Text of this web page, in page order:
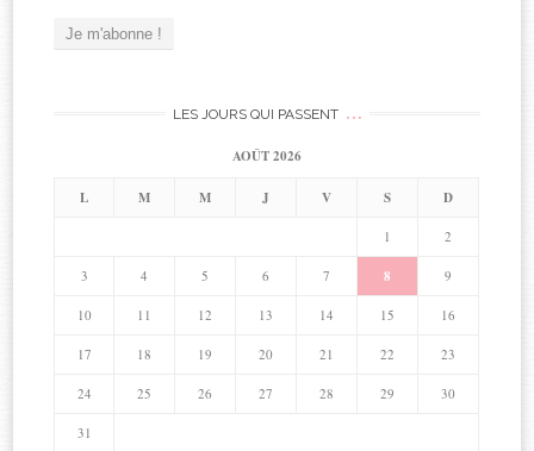
LES JOURS QUI PASSENT …
AOÛT 2026
L M M J V S D
1 2
3 4 5 6 7 8 9
10 11 12 13 14 15 16
17 18 19 20 21 22 23
24 25 26 27 28 29 30
31